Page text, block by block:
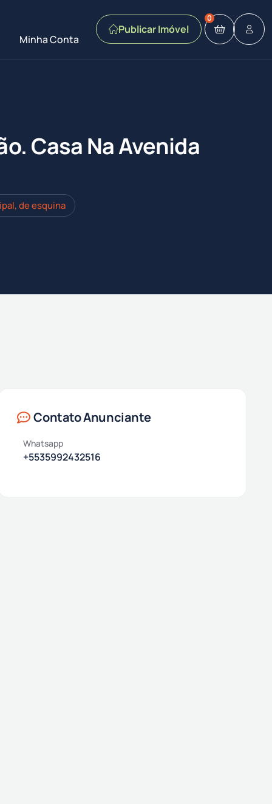
Minha Conta
Publicar Imóvel
0
Casa Na Avenida
de esquina
Contato Anunciante
Whatsapp
+5535992432516